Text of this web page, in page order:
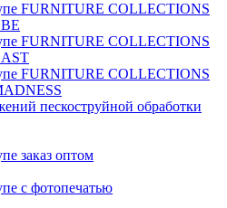
FURNITURE COLLECTIONS
FURNITURE COLLECTIONS
FURNITURE COLLECTIONS
пескоструйной обработки
заказ оптом
с фотопечатью